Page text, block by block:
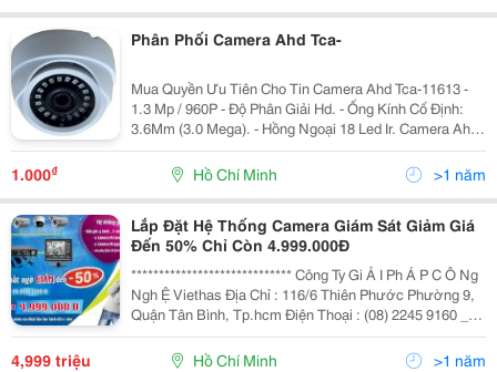
Phân Phối Camera Ahd Tca-
Mua Quyền Ưu Tiên Cho Tin Camera Ahd Tca-11613 -
1.3 Mp / 960P - Độ Phân Giải Hd. - Ống Kính Cố Định:
3.6Mm (3.0 Mega). - Hồng Ngoại 18 Led Ir. Camera Ahd
Tca-52413 - 1.3 Mp / 960P - Độ Phân Giải Hd - Ống Kính
Cố Định: 3.6Mm (
1.000₫ Hồ Chí Minh >1 năm
Lắp Đặt Hệ Thống Camera Giám Sát Giảm Giá
Đến 50% Chỉ Còn 4.999.000Đ
***************************** Công Ty Gi Ả I Ph Á P C Ô Ng
Ngh Ệ Viethas Địa Chỉ : 116/6 Thiên Phước Phường 9,
Quận Tân Bình, Tp.hcm Điện Thoại : (08) 2245 9160 _
Website : Sieuthihangcongnghe.com Email :
Duchuy@Viethas.com &Quot;Côn
4,999 triệu Hồ Chí Minh >1 năm